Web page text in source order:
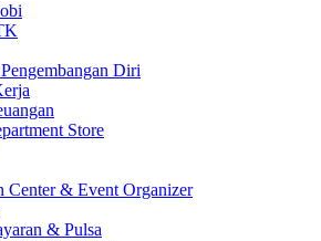
Diri
Store
Center & Event Organizer
& Pulsa